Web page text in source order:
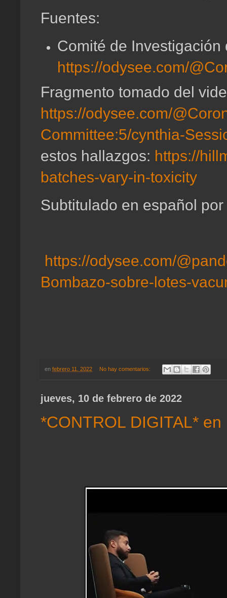
Fuentes:
Comité de Investigación
https://odysee.com/
Fragmento tomado del
https://odysee.com/
Committee:5/cynthia-
estos hallazgos: https://
batches-vary-in-toxicity
Subtitulado en español
https://odysee.com/
Bombazo-sobre-lotes-
en febrero 11, 2022 No hay comentarios:
jueves, 10 de febrero de 2022
*CONTROL DIGITAL*